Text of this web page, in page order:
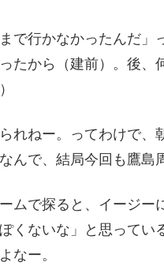
で行かなかったんだ
たから（建前）。後、
れねー。ってわけで、
んで、結局今回も鷹島
ムで探ると、イージー
くないな」と思って
なー。